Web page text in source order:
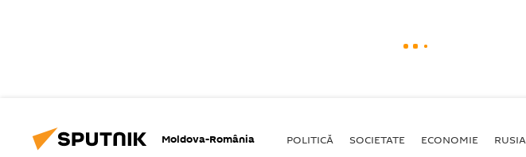
Moldova-România POLITICĂ SOCIETATE ECONOMIE RUSIA